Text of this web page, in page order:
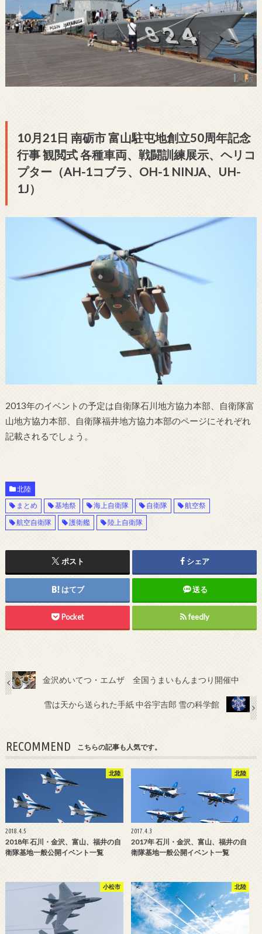
10月21日 南砺市 富山駐屯地創立50周年記念
行事 観閲式 各種車両、戦闘訓練展示、ヘリコ
プター（AH-1コブラ、OH-1 NINJA、UH-
1J）
2013年のイベントの予定は自衛隊石川地方協力本部、自衛隊富
山地方協力本部、自衛隊福井地方協力本部のページにそれぞれ
記載されるでしょう。
北陸
まとめ
基地祭 海上自衛隊 自衛隊
航空祭
航空自衛隊
護衛艦 陸上自衛隊
ポスト シェア
はてブ 送る
Pocket feedly
金沢めいてつ・エムザ 全国うまいもんまつり開催中
雪は天から送られた手紙 中谷宇吉郎 雪の科学館
RECOMMEND こちらの記事も人気です。
北陸
2018.4.5
2018年 石川・金沢、富山、福井の自
衛隊基地一般公開イベント一覧
北陸
2017.4.3
2017年 石川・金沢、富山、福井の自
衛隊基地一般公開イベント一覧
小松市 北陸